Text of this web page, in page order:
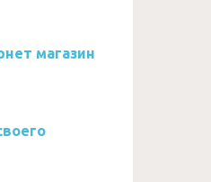
магазин